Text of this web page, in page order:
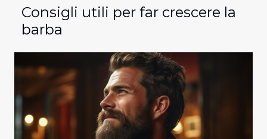
Consigli utili per far crescere la
barba